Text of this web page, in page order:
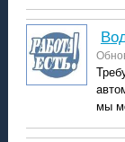
мы